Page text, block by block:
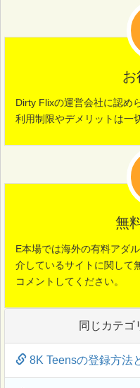
お
Dirty Flixの運営会社に認め
利用制限やデメリットは一
無
E本場では海外の有料アダ
介しているサイトに関して
コメントしてください。
同じカテゴ
8K Teensの登録方法